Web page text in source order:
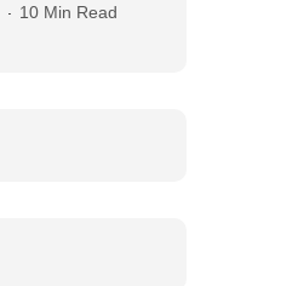
10 Min Read